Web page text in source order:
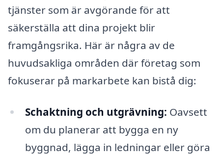
tjänster som är avgörande för att
säkerställa att dina projekt blir
framgångsrika. Här är några av de
huvudsakliga områden där företag som
fokuserar på markarbete kan bistå dig:
Schaktning och utgrävning: Oavsett
om du planerar att bygga en ny
byggnad, lägga in ledningar eller göra